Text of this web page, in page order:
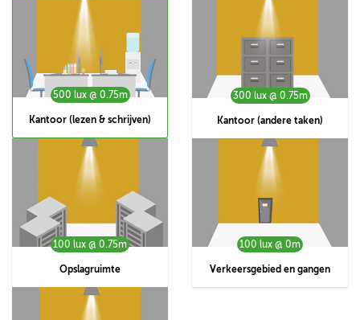
500 lux @ 0.75m
Kantoor (lezen & schrijven)
300 lux @ 0.75m
Kantoor (andere taken)
100 lux @ 0.75m
Opslagruimte
100 lux @ 0m
Verkeersgebied en gangen